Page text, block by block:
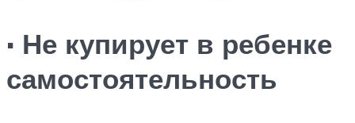
· Не купирует в ребенке
самостоятельность